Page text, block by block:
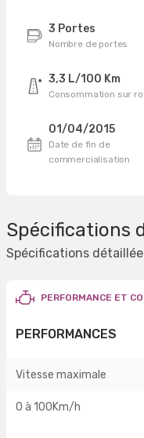
3 Portes
Nombre de portes
3,3 L/100 Km
Consommation sur
01/04/2015
Date de fin de
commercialisation
Spécifications
Spécifications
PERFORMANCE ET
PERFORMANCES
Vitesse maximale
0 à 100Km/h